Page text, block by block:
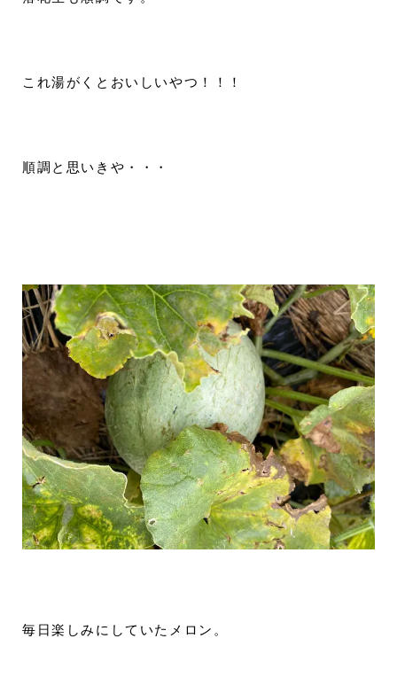
これ湯がくとおいしいやつ！！！
順調と思いきや・・・
毎日楽しみにしていたメロン。